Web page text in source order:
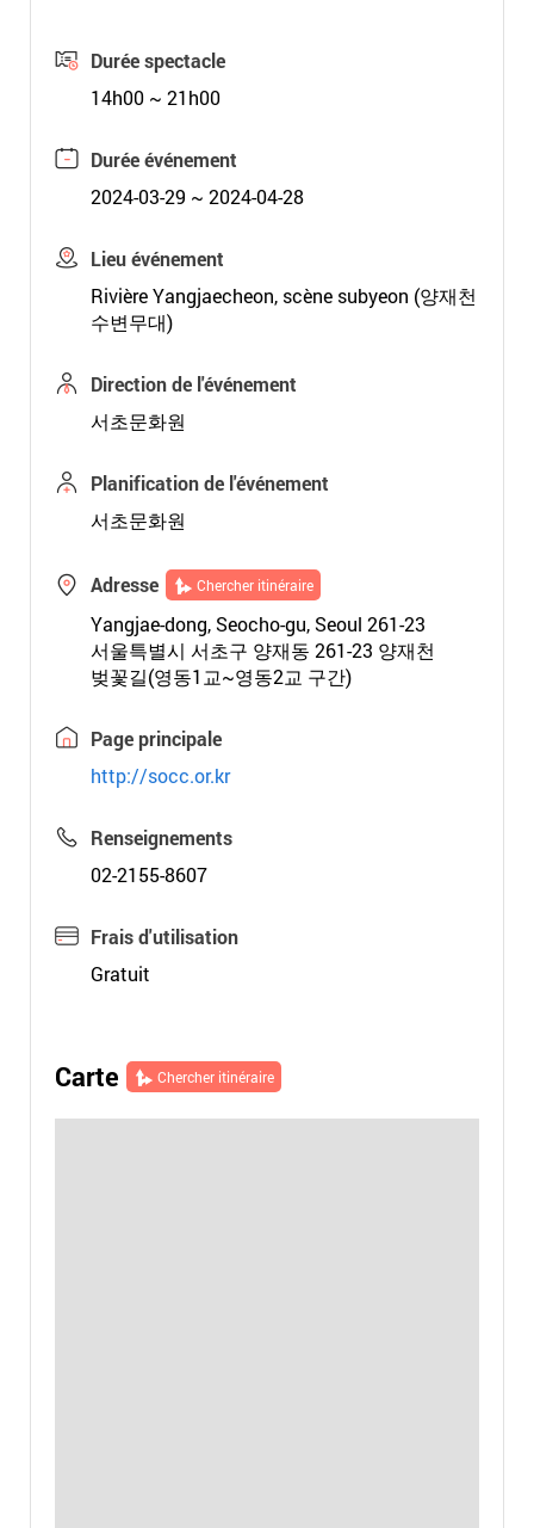
Durée spectacle
14h00 ~ 21h00
Durée événement
2024-03-29 ~ 2024-04-28
Lieu événement
Rivière Yangjaecheon, scène subyeon (양재천
수변무대)
Direction de l'événement
서초문화원
Planification de l'événement
서초문화원
Adresse Chercher itinéraire
Yangjae-dong, Seocho-gu, Seoul 261-23
서울특별시 서초구 양재동 261-23 양재천
벚꽃길(영동1교~영동2교 구간)
Page principale
http://socc.or.kr
Renseignements
02-2155-8607
Frais d'utilisation
Gratuit
Carte Chercher itinéraire